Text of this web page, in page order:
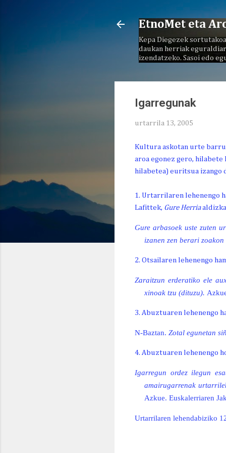
EtnoMet eta
Kepa Diegezek
daukan herriak
izendatzeko. Sasoi edo
Igarregunak
urtarrila 13, 2005
Kultura askotan urte
aroa egonez gero,
hilabetea) euritsua izango
1. Urtarrilaren lehenengo
Lafittek, Gure Herria
Gure arbasoek uste zuten
izanen zen berari zoakon
2. Otsailaren lehenengo
Zaraitzun erderatiko ele
xinoak tzu (dituzu).
3. Abuztuaren lehenengo
N-Baztan. Zotal egunetan
4. Abuztuaren lehenengo
Igarregun ordez ilegun
amairugarrenak
Azkue. Euskalerriaren
Urtarrilaren lehendabiziko
GAUR
BIHAR
ETZI
LR. 8
30º